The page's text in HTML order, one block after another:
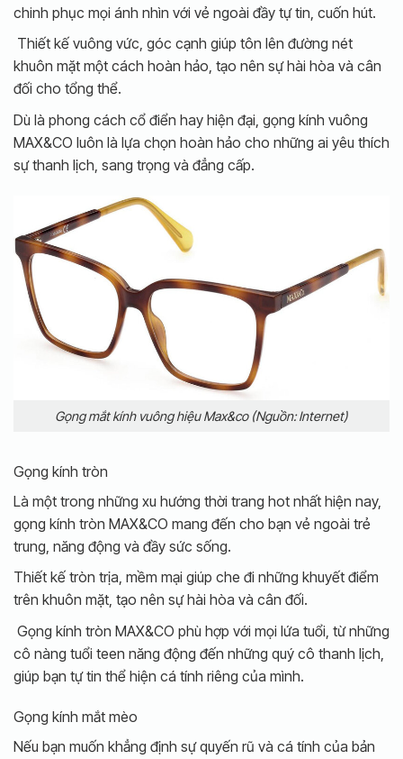
chinh phục mọi ánh nhìn với vẻ ngoài đầy tự tin, cuốn hút.
Thiết kế vuông vức, góc cạnh giúp tôn lên đường nét
khuôn mặt một cách hoàn hảo, tạo nên sự hài hòa và cân
đối cho tổng thể.
Dù là phong cách cổ điển hay hiện đại, gọng kính vuông
MAX&CO luôn là lựa chọn hoàn hảo cho những ai yêu thích
sự thanh lịch, sang trọng và đẳng cấp.
Gọng mắt kính vuông hiệu Max&co (Nguồn: Internet)
Gọng kính tròn
Là một trong những xu hướng thời trang hot nhất hiện nay,
gọng kính tròn MAX&CO mang đến cho bạn vẻ ngoài trẻ
trung, năng động và đầy sức sống.
Thiết kế tròn trịa, mềm mại giúp che đi những khuyết điểm
trên khuôn mặt, tạo nên sự hài hòa và cân đối.
Gọng kính tròn MAX&CO phù hợp với mọi lứa tuổi, từ những
cô nàng tuổi teen năng động đến những quý cô thanh lịch,
giúp bạn tự tin thể hiện cá tính riêng của mình.
Gọng kính mắt mèo
Nếu bạn muốn khẳng định sự quyến rũ và cá tính của bản